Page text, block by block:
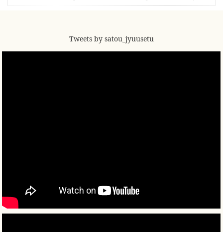
Tweets by satou_jyuusetu